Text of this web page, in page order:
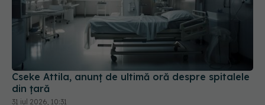
Cseke Attila, anunț de ultimă oră despre spitalele
din țară
31 iul 2026, 10:31